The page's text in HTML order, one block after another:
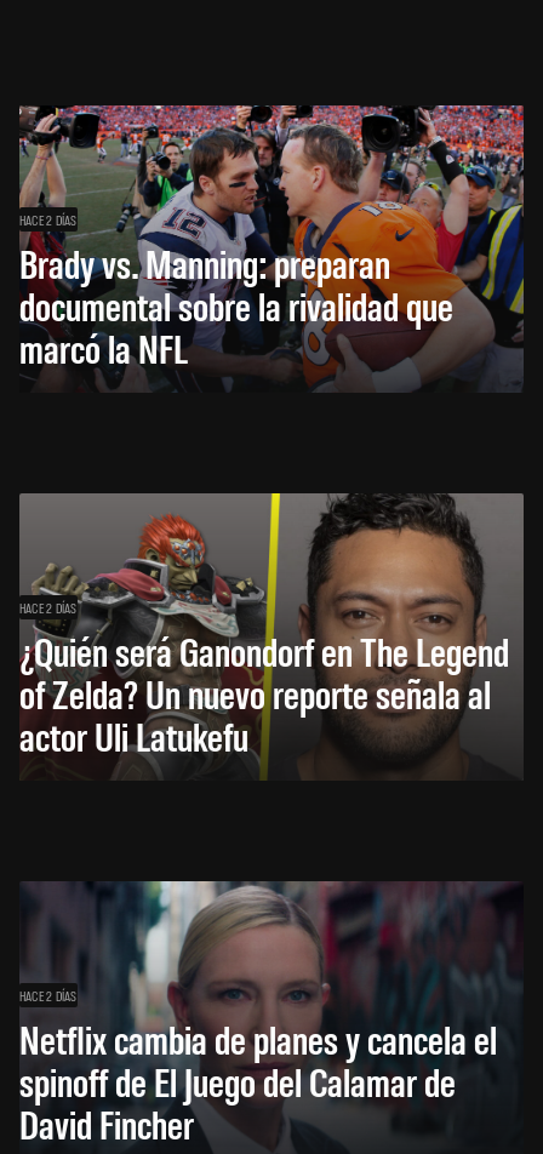
HACE 2 DÍAS
Brady vs. Manning: preparan
documental sobre la rivalidad que
marcó la NFL
HACE 2 DÍAS
¿Quién será Ganondorf en The Legend
of Zelda? Un nuevo reporte señala al
actor Uli Latukefu
HACE 2 DÍAS
Netflix cambia de planes y cancela el
spinoff de El Juego del Calamar de
David Fincher